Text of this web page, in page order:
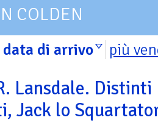
COLDEN
data di arrivo più
Lansdale. Distinti
Jack lo